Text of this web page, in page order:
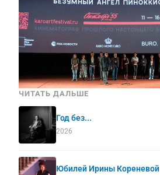
ЧИТАТЬ ДАЛЬШЕ
Год без...
2026
Юбилей Ирины Кореневой